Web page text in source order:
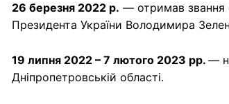
26 березня 2022 р. — отримав звання
Президента України Володимира
19 липня 2022 – 7 лютого 2023 рр. —
Дніпропетровській області.